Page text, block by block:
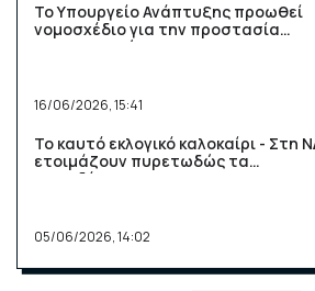
Το Υπουργείο Ανάπτυξης προωθεί
νομοσχέδιο για την προστασία
καταναλωτών
16/06/2026, 15:41
Το καυτό εκλογικό καλοκαίρι - Στη
ετοιμάζουν πυρετωδώς τα
ψηφοδέλτια
05/06/2026, 14:02